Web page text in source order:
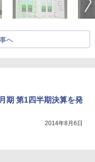
へ
期 第1四半期決算を発
2014年8月6日